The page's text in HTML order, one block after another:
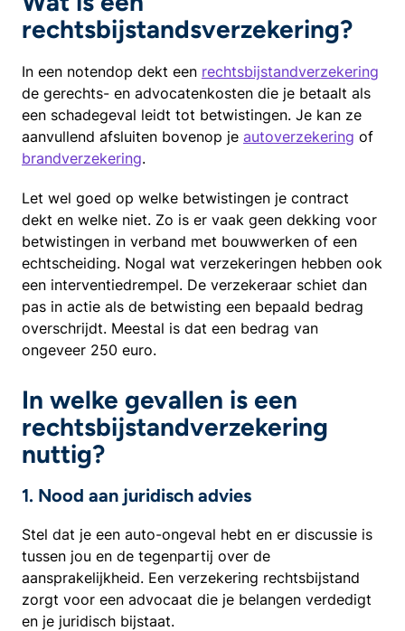
rechtsbijstandsverzekering?
In een notendop dekt een rechtsbijstandverzekering
de gerechts- en advocatenkosten die je betaalt als
een schadegeval leidt tot betwistingen. Je kan ze
aanvullend afsluiten bovenop je autoverzekering of
brandverzekering.
Let wel goed op welke betwistingen je contract
dekt en welke niet. Zo is er vaak geen dekking voor
betwistingen in verband met bouwwerken of een
echtscheiding. Nogal wat verzekeringen hebben ook
een interventiedrempel. De verzekeraar schiet dan
pas in actie als de betwisting een bepaald bedrag
overschrijdt. Meestal is dat een bedrag van
ongeveer 250 euro.
In welke gevallen is een
rechtsbijstandverzekering
nuttig?
1. Nood aan juridisch advies
Stel dat je een auto-ongeval hebt en er discussie is
tussen jou en de tegenpartij over de
aansprakelijkheid. Een verzekering rechtsbijstand
zorgt voor een advocaat die je belangen verdedigt
en je juridisch bijstaat.